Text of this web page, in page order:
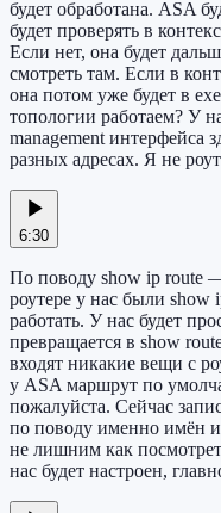
будет обработана. ASA
будет проверять в
Если нет, она будет
смотреть там. Если в
она потом уже будет в
топологии работаем? У
management интерфейса
разных адресах. Я не
6:30
По поводу show ip route
роутере у нас были show
работать. У нас будет
превращается в show
входят никакие вещи с
у ASA маршрут по
пожалуйста. Сейчас
по поводу именно имён
не лишним как
нас будет настроен,